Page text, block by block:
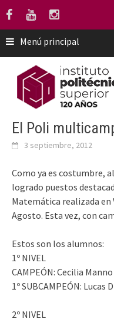
Saltar
contenido
Menú principal
El Poli
3 septiembre, 2012
Como ya es costumbre,
logrado puestos
Matemática realizada en
Agosto. Esta vez, con
Estos son los alumnos:
1º NIVEL
CAMPEÓN: Cecilia Manno
1º SUBCAMPEÓN: Lucas
2º NIVEL